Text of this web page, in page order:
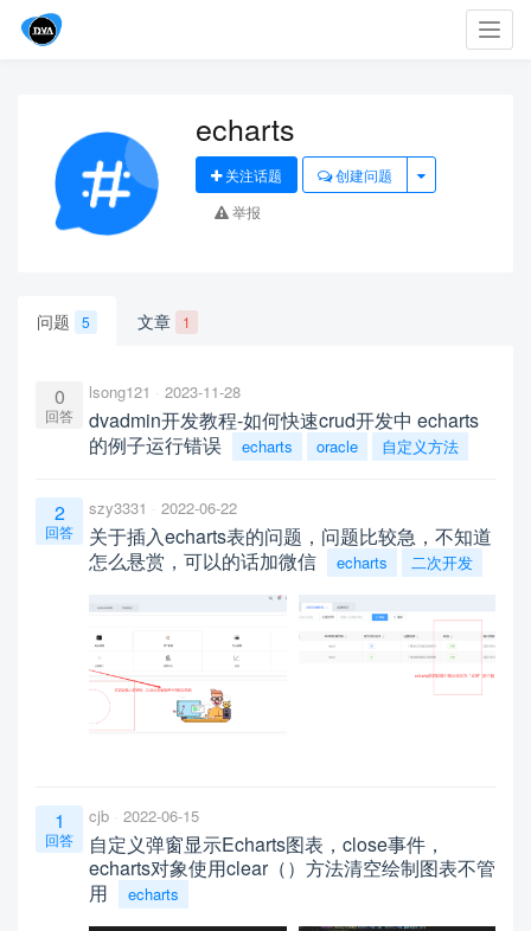
echarts
关注话题
创建问题
举报
问题 5 文章 1
0
回答
lsong121 2023-11-28
dvadmin开发教程-如何快速crud开发中 echarts
的例子运行错误
echarts oracle 自定义方法
2
回答
szy3331 2022-06-22
关于插入echarts表的问题，问题比较急，不知道
怎么悬赏，可以的话加微信
echarts 二次开发
1
回答
cjb 2022-06-15
自定义弹窗显示Echarts图表，close事件，
echarts对象使用clear（）方法清空绘制图表不管
用
echarts